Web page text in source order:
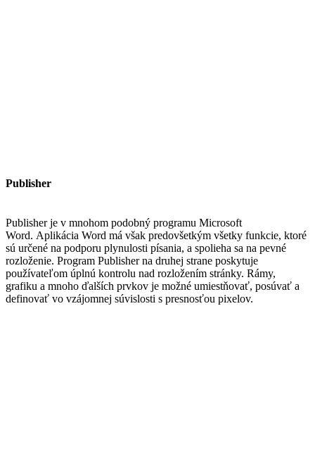
Publisher
Publisher je v mnohom podobný programu Microsoft
Word. Aplikácia Word má však predovšetkým všetky funkcie, ktoré
sú určené na podporu plynulosti písania, a spolieha sa na pevné
rozloženie. Program Publisher na druhej strane poskytuje
používateľom úplnú kontrolu nad rozložením stránky. Rámy,
grafiku a mnoho ďalších prvkov je možné umiestňovať, posúvať a
definovať vo vzájomnej súvislosti s presnosťou pixelov.